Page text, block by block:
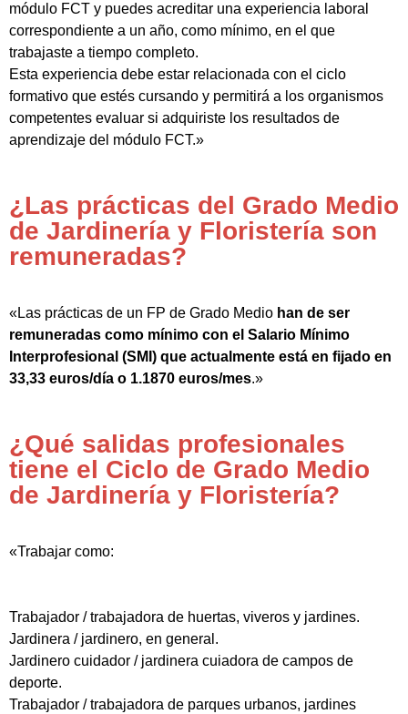
módulo FCT y puedes acreditar una experiencia laboral
correspondiente a un año, como mínimo, en el que
trabajaste a tiempo completo.
Esta experiencia debe estar relacionada con el ciclo
formativo que estés cursando y permitirá a los organismos
competentes evaluar si adquiriste los resultados de
aprendizaje del módulo FCT.»
¿Las prácticas del Grado Medio
de Jardinería y Floristería son
remuneradas?
«Las prácticas de un FP de Grado Medio han de ser
remuneradas como mínimo con el Salario Mínimo
Interprofesional (SMI) que actualmente está en fijado en
33,33 euros/día o 1.1870 euros/mes.»
¿Qué salidas profesionales
tiene el Ciclo de Grado Medio
de Jardinería y Floristería?
«Trabajar como:
Trabajador / trabajadora de huertas, viveros y jardines.
Jardinera / jardinero, en general.
Jardinero cuidador / jardinera cuiadora de campos de
deporte.
Trabajador / trabajadora de parques urbanos, jardines